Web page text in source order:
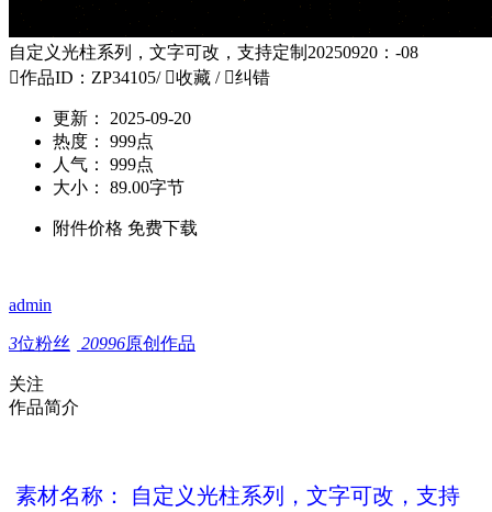
自定义光柱系列，文字可改，支持定制20250920：-08
作品ID：ZP34105/ 收藏 / 纠错
更新：
2025-09-20
热度：
999点
人气：
999点
大小：
89.00字节
附件价格 免费下载
admin
3位粉丝 20996原创作品
关注
作品简介
素材名称： 自定义光柱系列，文字可改，支持